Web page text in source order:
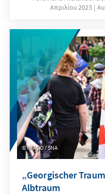
Schutz dieser
Beeinträchtigungen
Απριλίου 2025
IMAGO / SNA
„Georgischer
Albtraum